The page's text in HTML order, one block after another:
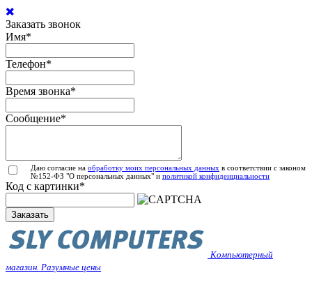
Заказать звонок
Имя*
Телефон*
Время звонка*
Сообщение*
Даю согласие на обработку моих персональных данных в соответствии с законом
№152-ФЗ "О персональных данных" и политикой конфиденциальности
Код с картинки*
Заказать
Компьютерный
магазин. Разумные цены